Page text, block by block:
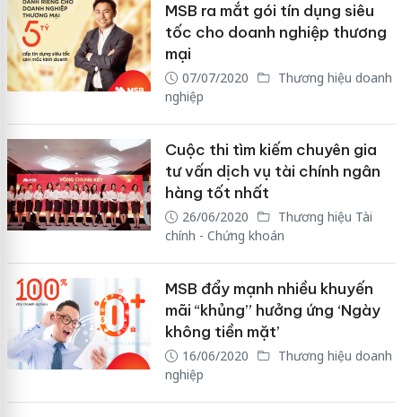
MSB ra mắt gói tín dụng siêu
tốc cho doanh nghiệp thương
mại
07/07/2020
Thương hiệu doanh
nghiệp
Cuộc thi tìm kiếm chuyên gia
tư vấn dịch vụ tài chính ngân
hàng tốt nhất
26/06/2020
Thương hiệu Tài
chính - Chứng khoán
MSB đẩy mạnh nhiều khuyến
mãi “khủng” hưởng ứng ‘Ngày
không tiền mặt’
16/06/2020
Thương hiệu doanh
nghiệp